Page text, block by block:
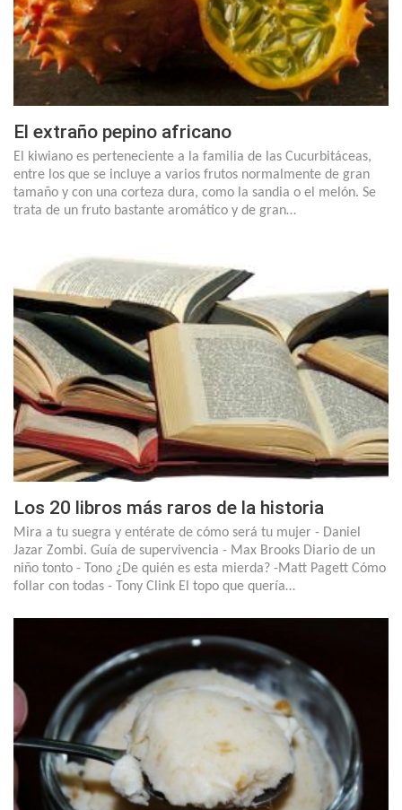
El extraño pepino africano
El kiwiano es perteneciente a la familia de las Cucurbitáceas,
entre los que se incluye a varios frutos normalmente de gran
tamaño y con una corteza dura, como la sandia o el melón. Se
trata de un fruto bastante aromático y de gran…
Los 20 libros más raros de la historia
Mira a tu suegra y entérate de cómo será tu mujer - Daniel
Jazar Zombi. Guía de supervivencia - Max Brooks Diario de un
niño tonto - Tono ¿De quién es esta mierda? -Matt Pagett Cómo
follar con todas - Tony Clink El topo que quería…